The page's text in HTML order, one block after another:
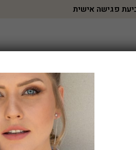
פגישה אישית
שרשרת זהב לבן 14k משובצת ביהלומים
שרשרת זהב לבן 14k משובצת ביהלומים באיכות VS-SI